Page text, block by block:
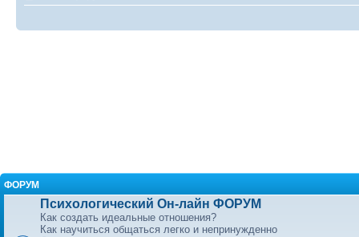
ФОРУМ
Психологический Он-лайн ФОРУМ
Как создать идеальные отношения?
Как научиться общаться легко и непринужденно